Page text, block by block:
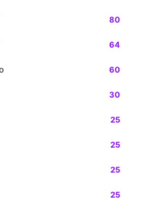
80
64
60
30
25
25
25
25